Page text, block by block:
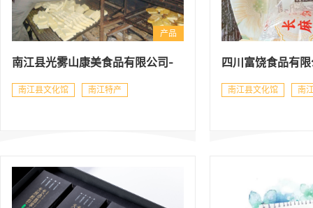
产品
‌南江县光雾山康美食品有限公司-
南江县文化馆 南江特产
四川富饶食品有
南江县文化馆 南